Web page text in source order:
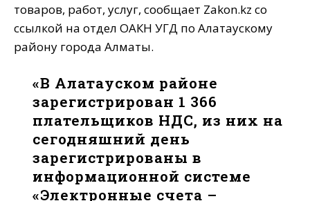
товаров, работ, услуг, сообщает Zakon.kz со
ссылкой на отдел ОАКН УГД по Алатаускому
району города Алматы.
«В Алатауском районе
зарегистрирован 1 366
плательщиков НДС, из них на
сегодняшний день
зарегистрированы в
информационной системе
«Электронные счета –